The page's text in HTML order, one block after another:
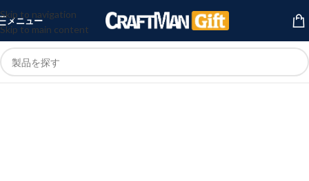
Skip to navigation
Skip to main content
メニュー